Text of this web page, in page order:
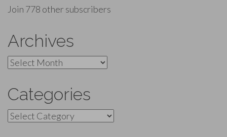
Join 778 other subscribers
Archives
Archives
Categories
Categories